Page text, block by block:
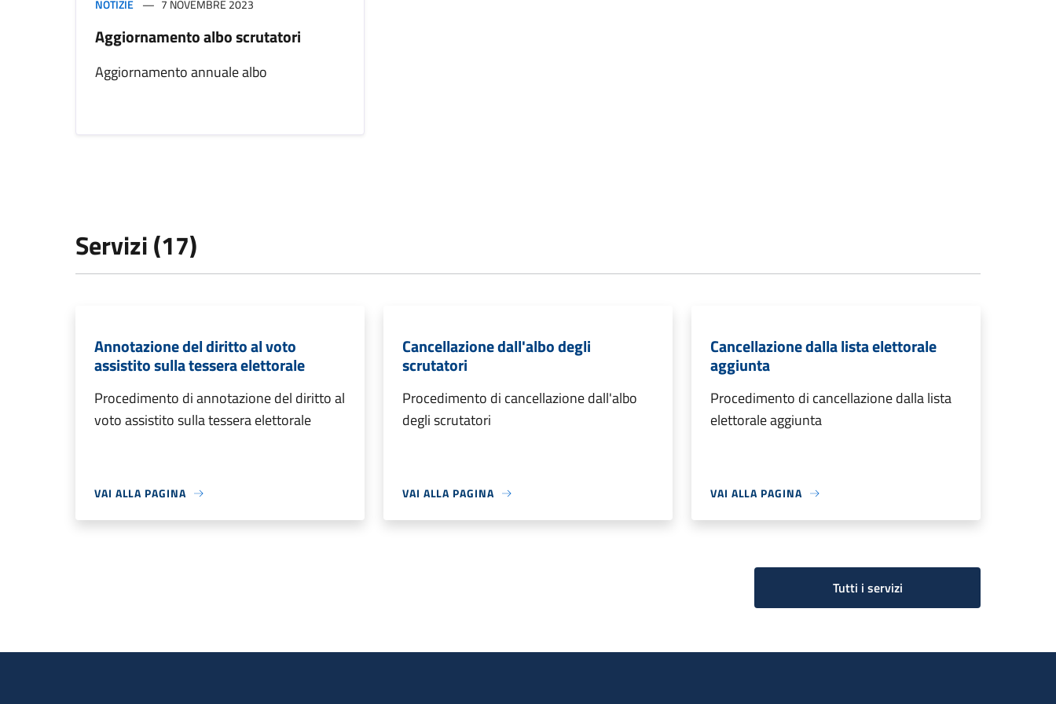
NOTIZIE 7 NOVEMBRE 2023
Aggiornamento albo scrutatori
Aggiornamento annuale albo
Servizi (17)
Annotazione del diritto al voto
assistito sulla tessera elettorale
Procedimento di annotazione del diritto al
voto assistito sulla tessera elettorale
VAI ALLA PAGINA
Cancellazione dall'albo degli
scrutatori
Procedimento di cancellazione dall'albo
degli scrutatori
VAI ALLA PAGINA
Cancellazione dalla lista elettorale
aggiunta
Procedimento di cancellazione dalla lista
elettorale aggiunta
VAI ALLA PAGINA
Tutti i servizi